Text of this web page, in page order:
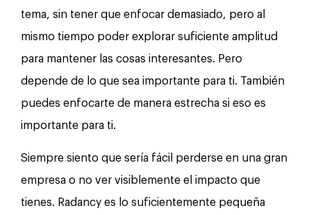
tema, sin tener que enfocar demasiado, pero al
mismo tiempo poder explorar suficiente amplitud
para mantener las cosas interesantes. Pero
depende de lo que sea importante para ti. También
puedes enfocarte de manera estrecha si eso es
importante para ti.
Siempre siento que sería fácil perderse en una gran
empresa o no ver visiblemente el impacto que
tienes. Radancy es lo suficientemente pequeña